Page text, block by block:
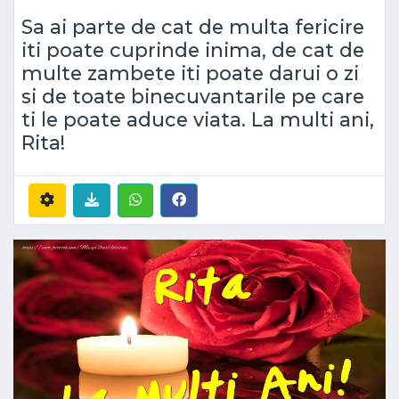
Sa ai parte de cat de multa fericire
iti poate cuprinde inima, de cat de
multe zambete iti poate darui o zi
si de toate binecuvantarile pe care
ti le poate aduce viata. La multi ani,
Rita!